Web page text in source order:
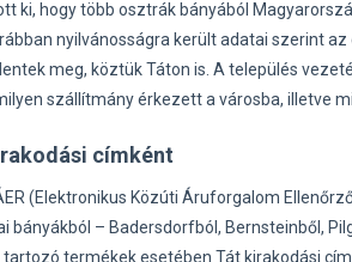
ki, hogy több osztrák bányából
nyilvánosságra került adatai szerint
meg, köztük Táton is. A település
szállítmány érkezett a városba, illetve
címként
(Elektronikus Közúti Áruforgalom
– Badersdorfból, Bernsteinből,
termékek esetében Tát kirakodási